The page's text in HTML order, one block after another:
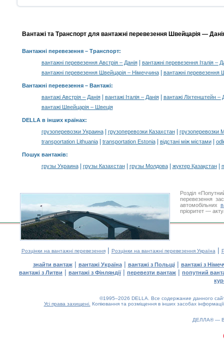
Вантажі та Транспорт для вантажні перевезення Швейцарія —
Вантажні перевезення– Транспорт:
вантажні перевезення Австрія – Данія|
вантажні перевезення Італія –
вантажні перевезення Швейцарія – Німеччина| вантажні перевезення
Вантажні перевезення – Вантажі:
вантажі Австрія – Данія| вантажі Італія – Данія|
вантажі Ліхтенштейн –
вантажі Швейцарія – Швеція
DELLA в інших країнах:
грузоперевозки Украина| грузоперевозки Казахстан|
грузоперевозки
transportation Lithuania| transportation Estonia| відстані між містами|
Пошук вантажів:
грузы Украина| грузы Казахстан| грузы Молдова| жүктер Қазақстан|
Розділ
перевезення
автомобільних
пріоритет —
Розцінки на вантажні перевезення| Розцінки на вантажні перевезення Україна |
знайти вантаж| вантажі Україна| вантажі з Польщі| вантажі з
вантажі з Литви | вантажі з Фінляндії| перевезти вантаж | попутний
©1995–2026 DELLA. Все содержание данного
Усі права захищені. Копіювання та розміщення в інших засобах
ДЕЛЛА® —